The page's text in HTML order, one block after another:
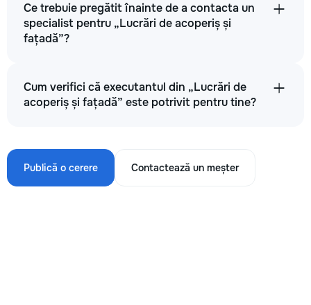
Ce trebuie pregătit înainte de a contacta un
specialist pentru „Lucrări de acoperiș și
fațadă”?
Cum verifici că executantul din „Lucrări de
acoperiș și fațadă” este potrivit pentru tine?
Publică o cerere Contactează un meșter